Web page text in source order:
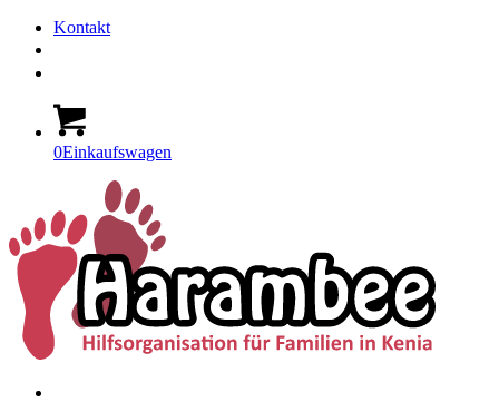
Kontakt
0Einkaufswagen